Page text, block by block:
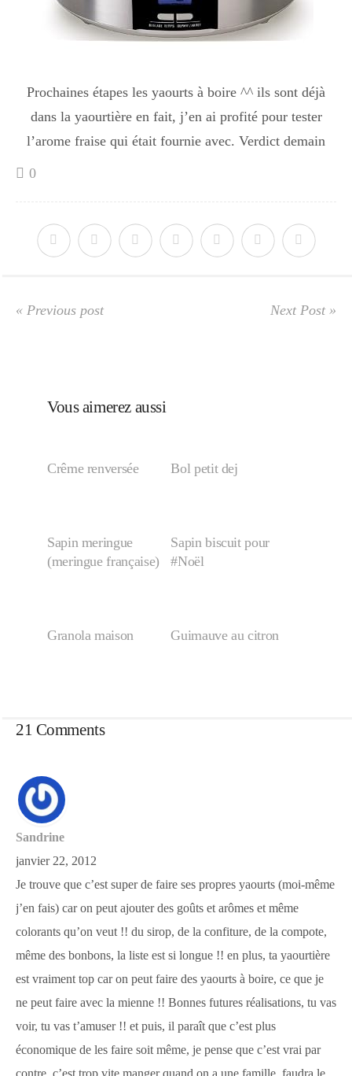
Prochaines étapes les yaourts à boire ^^ ils sont déjà
dans la yaourtière en fait, j’en ai profité pour tester
l’arome fraise qui était fournie avec. Verdict demain
0
« Previous post Next Post »
Vous aimerez aussi
Crême renversée Bol petit dej
Sapin meringue
(meringue française)
Sapin biscuit pour
#Noël
Granola maison Guimauve au citron
21 Comments
Sandrine
janvier 22, 2012
Je trouve que c’est super de faire ses propres yaourts (moi-même
j’en fais) car on peut ajouter des goûts et arômes et même
colorants qu’on veut !! du sirop, de la confiture, de la compote,
même des bonbons, la liste est si longue !! en plus, ta yaourtière
est vraiment top car on peut faire des yaourts à boire, ce que je
ne peut faire avec la mienne !! Bonnes futures réalisations, tu vas
voir, tu vas t’amuser !! et puis, il paraît que c’est plus
économique de les faire soit même, je pense que c’est vrai par